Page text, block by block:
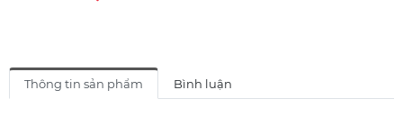
Thông tin sản phẩm Bình luận